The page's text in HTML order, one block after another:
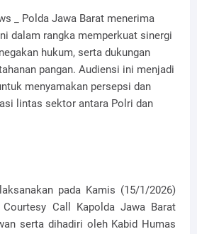
_ Polda Jawa Barat menerima
dalam rangka memperkuat sinergi
hukum, serta dukungan
pangan. Audiensi ini menjadi
menyamakan persepsi dan
lintas sektor antara Polri dan
pada Kamis (15/1/2026)
Call Kapolda Jawa Barat
serta dihadiri oleh Kabid Humas